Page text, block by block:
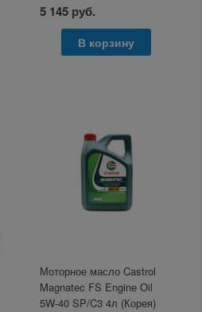
5 145 руб.
В корзину
Моторное масло Castrol
Magnatec FS Engine Oil
5W-40 SP/C3 4л (Корея)